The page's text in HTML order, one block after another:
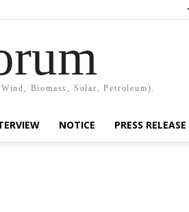
Biomass, Solar, Petroleum).
NOTICE PRESS RELEASE